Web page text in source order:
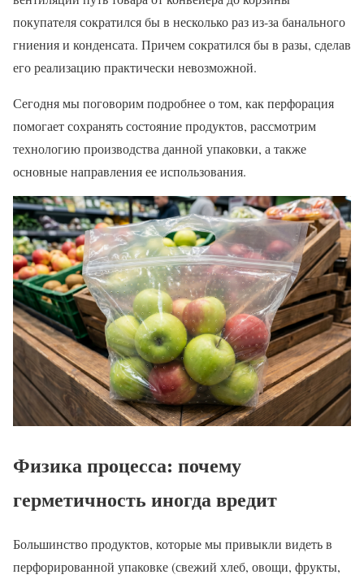
покупателя сократился бы в несколько раз из-за банального
гниения и конденсата. Причем сократился бы в разы, сделав
его реализацию практически невозможной.
Сегодня мы поговорим подробнее о том, как перфорация
помогает сохранять состояние продуктов, рассмотрим
технологию производства данной упаковки, а также
основные направления ее использования.
Физика процесса: почему
герметичность иногда вредит
Большинство продуктов, которые мы привыкли видеть в
перфорированной упаковке (свежий хлеб, овощи, фрукты,